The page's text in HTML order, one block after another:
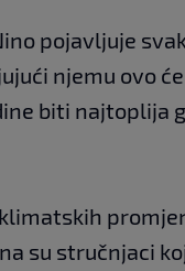
pojavljuje
njemu ovo
biti najtoplija
su stručnjaci